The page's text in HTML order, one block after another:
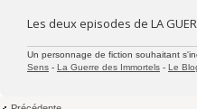
Les deux episodes de LA
Un personnage de fiction souhaitant
Sens - La Guerre des Immortels - Le